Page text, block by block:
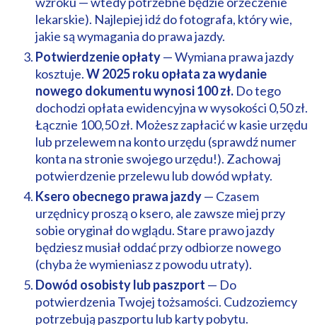
lekarskie). Najlepiej idź do fotografa, który wie,
jakie są wymagania do prawa jazdy.
Potwierdzenie opłaty— Wymiana prawa jazdy
kosztuje.W 2025 roku opłata za wydanie
nowego dokumentu wynosi 100 zł. Do tego
dochodzi opłata ewidencyjna w wysokości 0,50 zł.
Łącznie 100,50 zł. Możesz zapłacić w kasie urzędu
lub przelewem na konto urzędu (sprawdź numer
konta na stronie swojego urzędu!). Zachowaj
potwierdzenie przelewu lub dowód wpłaty.
Ksero obecnego prawa jazdy— Czasem
urzędnicy proszą o ksero, ale zawsze miej przy
sobie oryginał do wglądu. Stare prawo jazdy
będziesz musiał oddać przy odbiorze nowego
(chyba że wymieniasz z powodu utraty).
Dowód osobisty lub paszport — Do
potwierdzenia Twojej tożsamości. Cudzoziemcy
potrzebują paszportu lub karty pobytu.